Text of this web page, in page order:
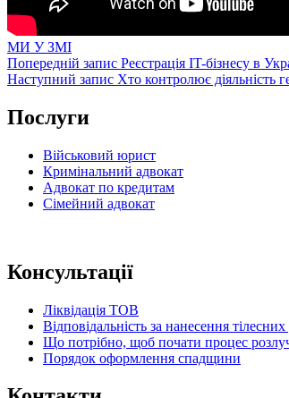
Категорії
МИ У ЗМІ
Навігація
записів
Попередній
запис
Попередній запис Реєстрація IT-бізнесу в
Наступний
Наступний запис Хто контролює діяльність
Послуги
Військовий юрист
Кримінальний адвокат
Адвокат по кредитам
Сімейний адвокат
Консультації
Ліквідація ТОВ
Відповідальність за нанесення
Що потрібно, щоб почати процес
Порядок оформлення спадщини